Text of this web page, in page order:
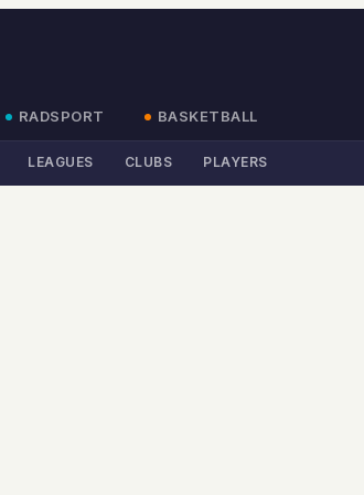
RADSPORT BASKETBALL
LEAGUES CLUBS PLAYERS